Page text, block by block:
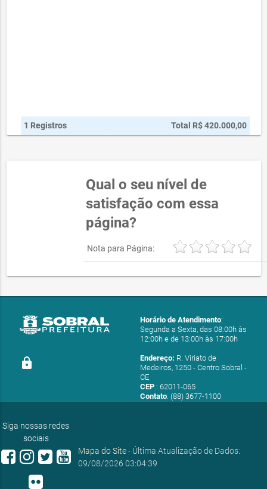
1 Registros Total R$ 420.000,00
Qual o seu nível de
satisfação com essa
página?
Nota para Página:
lock
Horário de Atendimento:
Segunda a Sexta, das 08:00h às
12:00h e de 13:00h às 17:00h
Endereço: R. Viriato de
Medeiros, 1250 - Centro Sobral -
CE
CEP.: 62011-065
Contato: (88) 3677-1100
Siga nossas redes
sociais
Mapa do Site- Última Atualização de Dados:
09/08/2026 03:04:39